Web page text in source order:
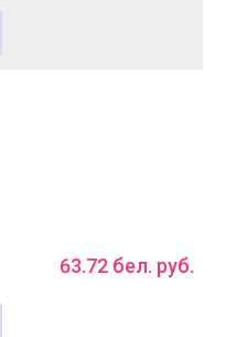
63.72 бел. руб.